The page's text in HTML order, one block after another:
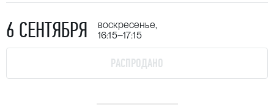
6 СЕНТЯБРЯ
воскресенье,
16:15–17:15
РАСПРОДАНО